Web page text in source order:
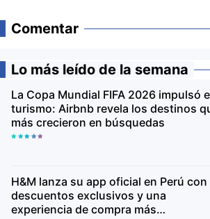
Comentar
Lo más leído de la semana
La Copa Mundial FIFA 2026 impulsó
turismo: Airbnb revela los destinos
más crecieron en búsquedas
H&M lanza su app oficial en Perú con
descuentos exclusivos y una
experiencia de compra más